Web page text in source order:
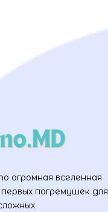
огромная вселенная
погремушек для